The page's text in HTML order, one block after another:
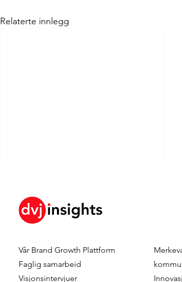
Relaterte innlegg
Chris Kersbergen & Esther
Vernhout – Rabobank
Vår Brand Growth Plattform
Faglig samarbeid
Visjonsintervjuer